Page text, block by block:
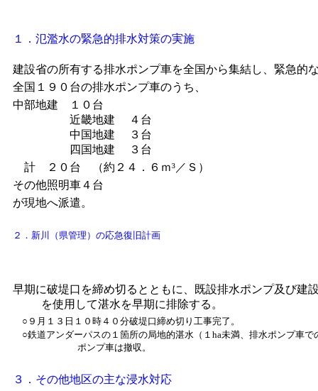
１．氾濫水の緊急的排水対策の実施
建設省の所有する排水ポンプ車を全国から集結し、緊急的
全国１９０台の排水ポンプ車のうち、
中部地建 １０台
近畿地建 ４台
中国地建 ３台
四国地建 ３台
計 ２０台 （約２４．６ｍ³／Ｓ）
その他照明車４台
が現地へ派遣。
２．新川（県管理）の応急復旧計画
早期に破堤口を締め切るとともに、既設排水ポンプ及び建
を使用して湛水を早期に排除する。
○９月１３日１０時４０分破堤口締め切り工事完了。
○鉄道アンダーパスの１箇所の局地的湛水（１ha未満、排水ポンプ車で
ポンプ車は撤収。
３．その他地区の主な浸水対応